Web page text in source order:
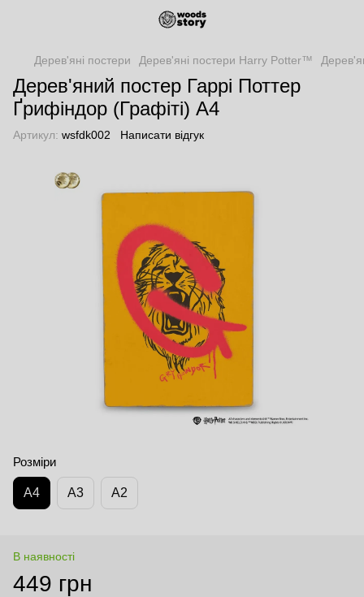
Дерев'яні постери Дерев'яні постери Harry Potter™
Дерев'яний постер Гаррі Поттер
Ґрифіндор (Графіті) А4
Артикул: wsfdk002 Написати відгук
Розміри
А4 А3 А2
В наявності
449 грн